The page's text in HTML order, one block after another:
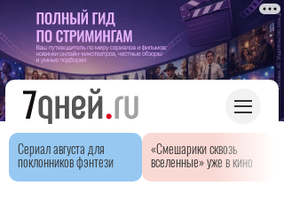
Сериал августа для
поклонников фэнтези
«Смешарики сквозь
вселенные» уже в кино